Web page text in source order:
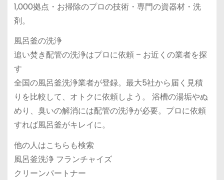
1,000拠点・お掃除のプロの技術・専門の資器材・洗
剤。
風呂釜の洗浄
追い焚き配管の洗浄はプロに依頼 – お近くの業者を探
す
全国の風呂釜洗浄業者が登録。最大5社から届く見積
りを比較して、オトクに依頼しよう。 浴槽の湯垢やぬ
めり、臭いの解消には配管の洗浄が必要。プロに依頼
すれば風呂釜がキレイに。
他の人はこちらも検索
風呂釜洗浄 フランチャイズ
クリーンパートナー